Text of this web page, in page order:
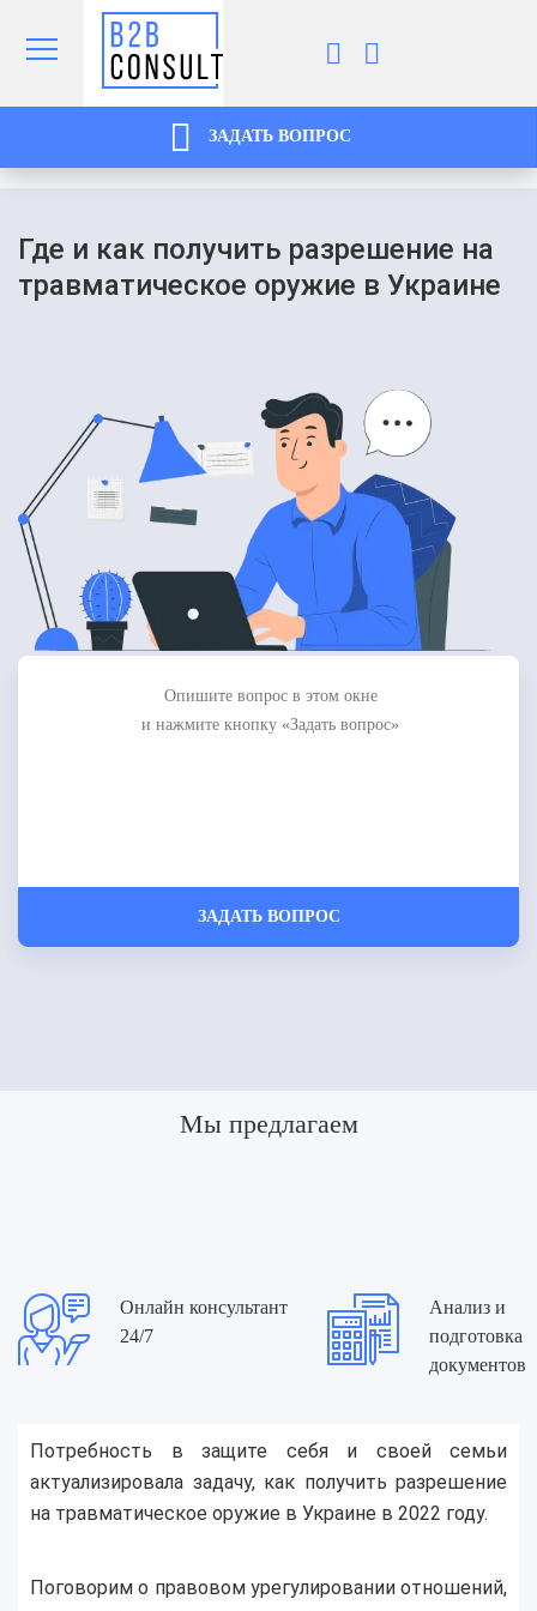
ЗАДАТЬ ВОПРОС
Где и как получить разрешение на
травматическое оружие в Украине
Мы предлагаем
Онлайн консультант
24/7
Анализ и
подготовка
документов
Потребность в защите себя и своей семьи
актуализировала задачу, как получить разрешение
на травматическое оружие в Украине в 2022 году.
Поговорим о правовом урегулировании отношений,